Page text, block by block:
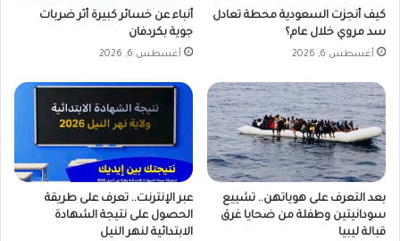
ت
س
ة
كيف أنجزت السعودية محطة تعادل
سد مروي خلال عام؟
أغسطس 6, 2026
أنباء عن خسائر كبيرة أثر ضربات
جوية بكردفان
أغسطس 6, 2026
بعد التعرف على هوياتهن.. تشييع
سودانيتين وطفلة من ضحايا غرق
قبالة ليبيا
عبر الإنترنت.. تعرف على طريقة
الحصول على نتيجة الشهادة
الابتدائية لنهر النيل